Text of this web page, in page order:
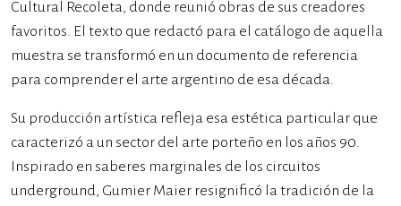
Cultural Recoleta, donde reunió obras de sus creadores
favoritos. El texto que redactó para el catálogo de aquella
muestra se transformó en un documento de referencia
para comprender el arte argentino de esa década.
Su producción artística refleja esa estética particular que
caracterizó a un sector del arte porteño en los años 90.
Inspirado en saberes marginales de los circuitos
underground, Gumier Maier resignificó la tradición de la